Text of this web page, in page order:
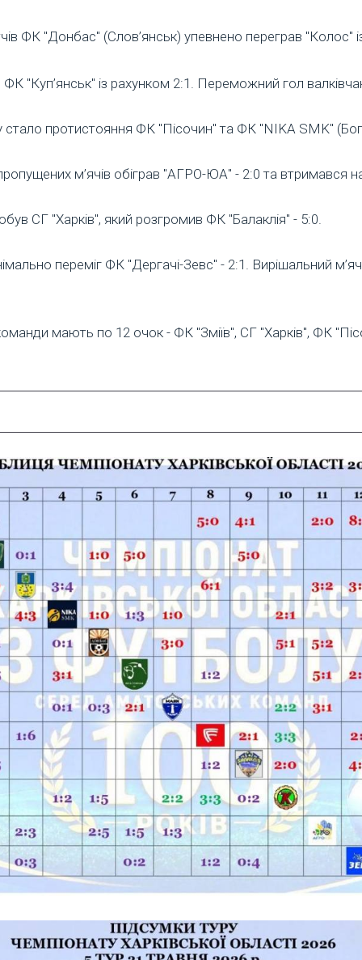
ФК "Донбас" (Слов’янськ) упевнено переграв "Колос"
"Куп’янськ" із рахунком 2:1. Переможний гол
протистояння ФК "Пісочин" та ФК "NIKA SMK"
м’ячів обіграв "АГРО-ЮА" - 2:0 та втримався
СГ "Харків", який розгромив ФК "Балаклія" - 5:0.
переміг ФК "Дергачі-Зевс" - 2:1. Вирішальний м’яч
мають по 12 очок - ФК "Зміїв", СГ "Харків", ФК